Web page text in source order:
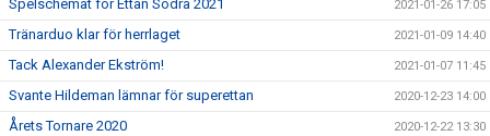
Spelschemat för Ettan Södra 2021 2021-01-26 17:05
Tränarduo klar för herrlaget 2021-01-09 14:40
Tack Alexander Ekström! 2021-01-07 11:45
Svante Hildeman lämnar för superettan 2020-12-23 14:00
Årets Tornare 2020 2020-12-22 13:30